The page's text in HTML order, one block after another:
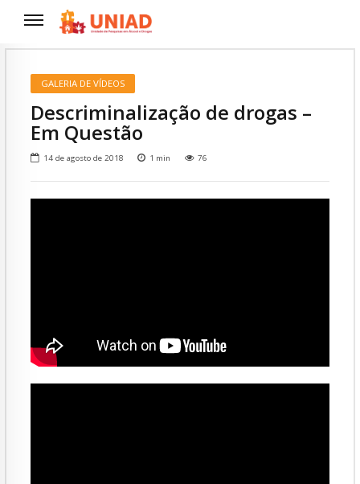
GALERIA DE VÍDEOS
Descriminalização de drogas –
Em Questão
14 de agosto de 2018 1 min 76